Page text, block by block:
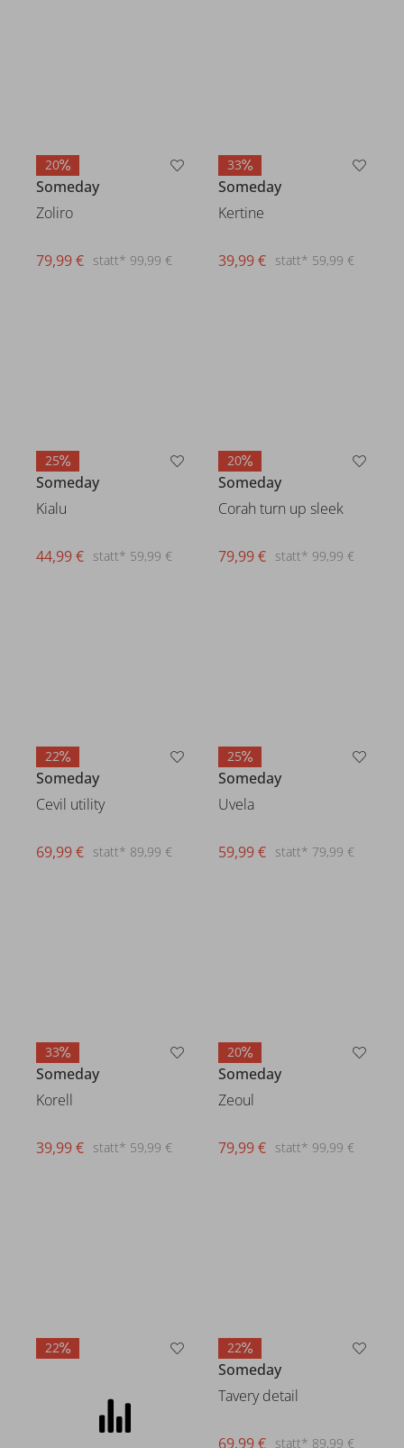
20
Someday
Zoliro
statt* 99,99 €
79,99 €
33
Someday
Kertine
statt* 59,99 €
39,99 €
25
Someday
Kialu
statt* 59,99 €
44,99 €
20
Someday
Corah turn up sleek
statt* 99,99 €
79,99 €
22
Someday
Cevil utility
statt* 89,99 €
69,99 €
25
Someday
Uvela
statt* 79,99 €
59,99 €
33
Someday
Korell
statt* 59,99 €
39,99 €
20
Someday
Zeoul
statt* 99,99 €
79,99 €
22 22
Someday
Tavery detail
statt* 89,99 €
69,99 €